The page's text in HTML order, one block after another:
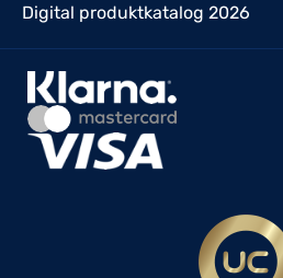
Digital produktkatalog 2026